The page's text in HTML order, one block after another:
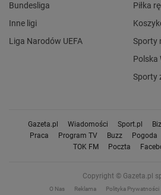
Bundesliga
Inne ligi
Liga Narodów UEFA
Piłka
Sporty
Polska
Sporty
Gazeta.pl Wiadomości Sport.pl
Praca
Program TV Buzz Pogoda
TOK FM
Poczta
Copyright © Gazeta.pl
O Nas Reklama Polityka Prywatności